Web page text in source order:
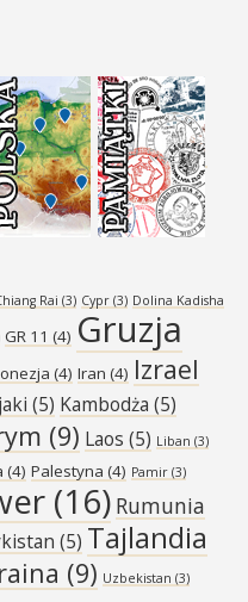
Rai (3) Cypr (3) Dolina Kadisha
GR 11 (4) Gruzja
(4) Iran (4) Izrael
(5) Kambodża (5)
(9) Laos (5) Liban (3)
(4) Palestyna (4) Pamir (3)
(16) Rumunia
(5) Tajlandia
(9) Uzbekistan (3)